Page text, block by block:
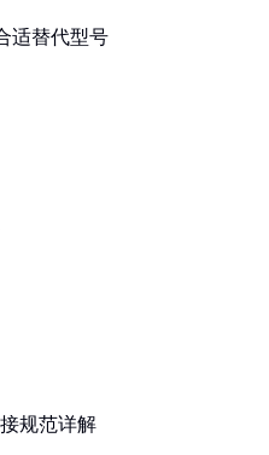
适替代型号
规范详解